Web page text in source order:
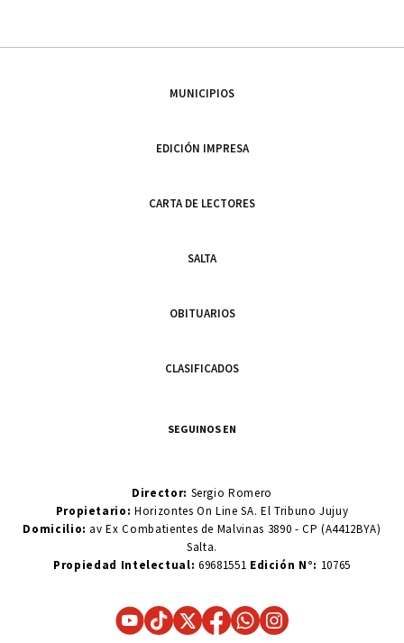
MUNICIPIOS
EDICIÓN IMPRESA
CARTA DE LECTORES
SALTA
OBITUARIOS
CLASIFICADOS
SEGUINOS EN
Director: Sergio Romero
Propietario:Horizontes On Line SA. El Tribuno Jujuy
Domicilio: av Ex Combatientes de Malvinas 3890 - CP (A4412BYA)
Salta.
Propiedad Intelectual: 69681551 Edición N°: 10765